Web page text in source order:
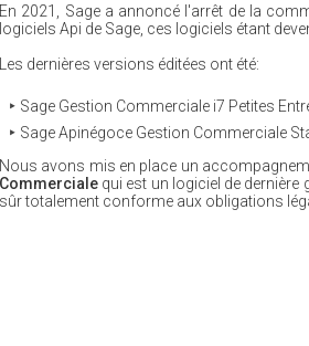
En 2021, Sage a annoncé l'arrêt de la
logiciels Api de Sage, ces logiciels étant
Les dernières versions éditées ont été:
Sage Gestion Commerciale i7 Petites
Sage Apinégoce Gestion Commerciale
Nous avons mis en place un
Commerciale qui est un logiciel de
sûr totalement conforme aux obligations